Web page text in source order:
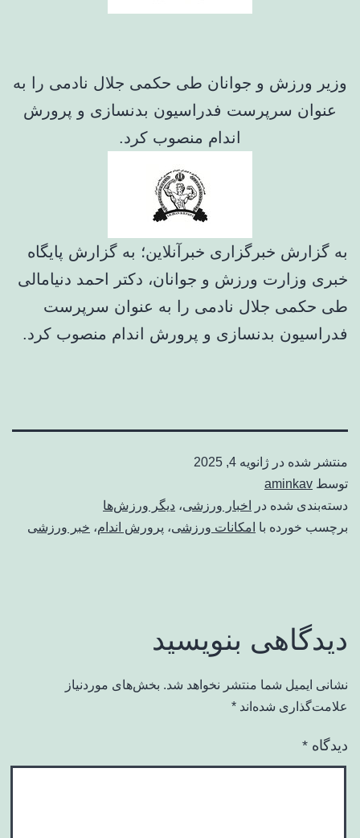
وزیر ورزش و جوانان طی حکمی جلال نادمی را به
عنوان سرپرست فدراسیون بدنسازی و پرورش
اندام منصوب کرد.
به گزارش خبرگزاری خبرآنلاین؛ به گزارش پایگاه
خبری وزارت ورزش و جوانان، دکتر احمد دنیامالی
طی حکمی جلال نادمی را به عنوان سرپرست
فدراسیون بدنسازی و پرورش اندام منصوب کرد.
منتشر شده در ژانویه 4, 2025
توسط aminkav
دسته‌بندی شده در
اخبار ورزشی، دیگر ورزش‌ها
برچسب خورده با امکانات ورزشی، پرورش اندام، خبر ورزشی
دیدگاهی بنویسید
نشانی ایمیل شما منتشر نخواهد شد. بخش‌های موردنیاز
علامت‌گذاری شده‌اند *
دیدگاه *